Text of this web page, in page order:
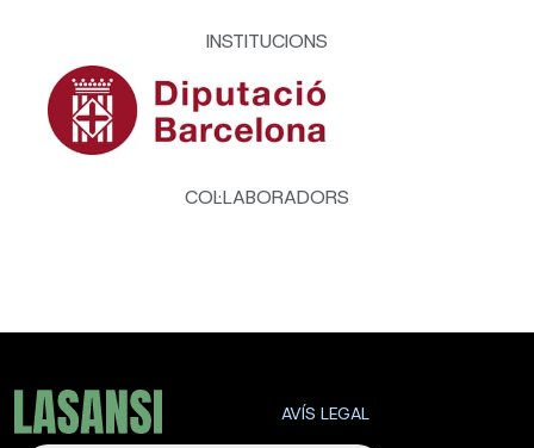
INSTITUCIONS
COL·LABORADORS
AVÍS LEGAL